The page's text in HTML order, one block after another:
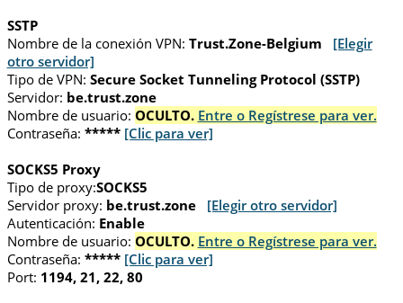
SSTP
Nombre de la conexión VPN: Trust.Zone-Belgium
[Elegir
otro servidor]
Tipo de VPN: Secure Socket Tunneling Protocol (SSTP)
Servidor: be.trust.zone
Nombre de usuario: OCULTO. Entre o Regístrese para ver.
Contraseña: ***** [Clic para ver]
SOCKS5 Proxy
Tipo de proxy:SOCKS5
Servidor proxy: be.trust.zone
[Elegir otro servidor]
Autenticación: Enable
Nombre de usuario: OCULTO. Entre o Regístrese para ver.
Contraseña: ***** [Clic para ver]
Port: 1194, 21, 22, 80